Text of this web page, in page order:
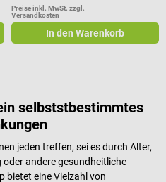
Preise inkl. MwSt. zzgl.
Versandkosten
In den Warenkorb
selbststbestimmtes
jeden treffen, sei es durch Alter,
andere gesundheitliche
bietet eine Vielzahl von